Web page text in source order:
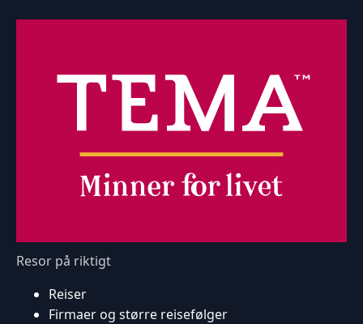
Resor på riktigt
Reiser
Firmaer og større reisefølger